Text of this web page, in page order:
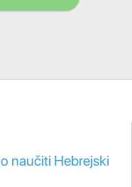
naučiti Hebrejski